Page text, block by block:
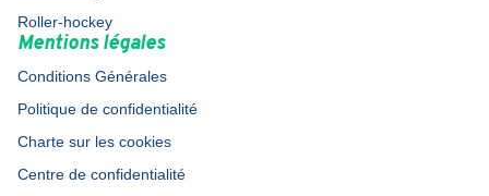
Roller-hockey
Mentions légales
Conditions Générales
Politique de confidentialité
Charte sur les cookies
Centre de confidentialité